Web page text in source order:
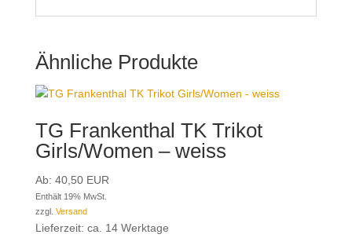
Ähnliche Produkte
TG Frankenthal TK Trikot
Girls/Women – weiss
Ab: 40,50EUR
Enthält 19% MwSt.
zzgl. Versand
Lieferzeit: ca. 14 Werktage